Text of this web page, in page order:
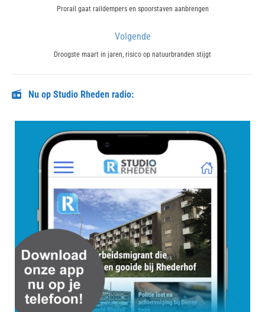
navigatiePrevious
Prorail gaat raildempers en spoorstaven aanbrengen
Volgende
Next
Droogste maart in jaren, risico op natuurbranden stijgt
Nu op Studio Rheden radio: